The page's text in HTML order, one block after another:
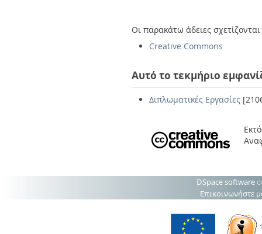
Οι παρακάτω άδειες
Creative Commons
Αυτό το τεκμήριο
Διπλωματικές Εργασίες
DSpace software
Επικοινωνήστε